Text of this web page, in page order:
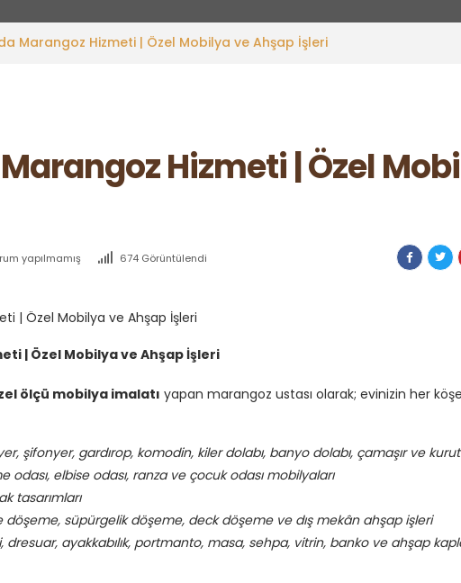
Marangoz Hizmeti | Özel Mobilya ve Ahşap İşleri
Hizmeti | Özel
yapılmamış 674 Görüntülendi
| Özel Mobilya ve Ahşap İşleri
ölçü mobilya imalatı yapan marangoz ustası olarak; evinizin her
şifonyer, gardırop, komodin, kiler dolabı, banyo dolabı, çamaşır ve
odası, elbise odası, ranza ve çocuk odası mobilyaları
tasarımları
döşeme, süpürgelik döşeme, deck döşeme ve dış mekân ahşap işleri
dresuar, ayakkabılık, portmanto, masa, sehpa, vitrin, banko ve ahşap